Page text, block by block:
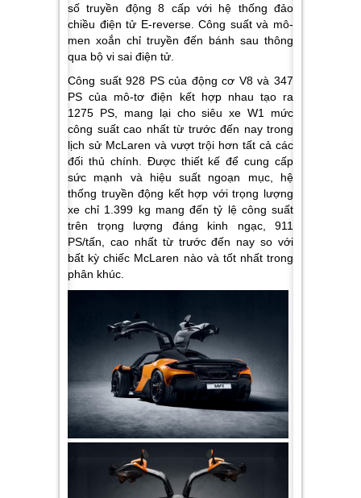
số truyền động 8 cấp với hệ thống đảo
chiều điện tử E-reverse. Công suất và mô-
men xoắn chỉ truyền đến bánh sau thông
qua bộ vi sai điện tử.
Công suất 928 PS của động cơ V8 và 347
PS của mô-tơ điện kết hợp nhau tạo ra
1275 PS, mang lại cho siêu xe W1 mức
công suất cao nhất từ trước đến nay trong
lịch sử McLaren và vượt trội hơn tất cả các
đối thủ chính. Được thiết kế để cung cấp
sức mạnh và hiệu suất ngoạn mục, hệ
thống truyền động kết hợp với trọng lượng
xe chỉ 1.399 kg mang đến tỷ lệ công suất
trên trọng lượng đáng kinh ngạc, 911
PS/tấn, cao nhất từ trước đến nay so với
bất kỳ chiếc McLaren nào và tốt nhất trong
phân khúc.